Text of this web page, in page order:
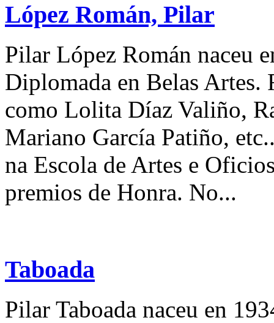
López Román, Pilar
Pilar López Román naceu
Diplomada en Belas Artes.
como Lolita Díaz Valiño,
Mariano García Patiño,
na Escola de Artes e
premios de Honra. No...
Taboada
Pilar Taboada naceu en